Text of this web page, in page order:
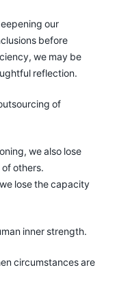
our
before
we may be
reflection.
of
we also lose
others.
lose the capacity
inner strength.
circumstances are